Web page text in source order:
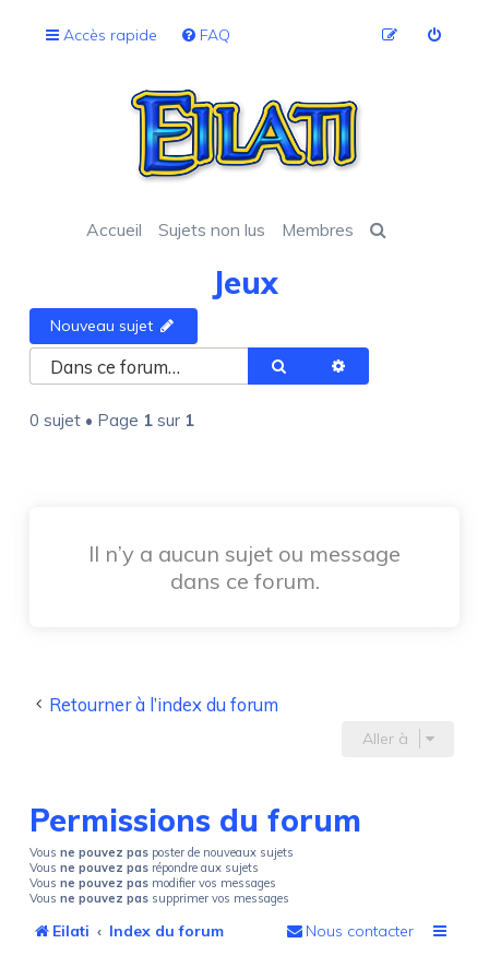
Accès rapide FAQ
Accueil Sujets non lus Membres
Jeux
Nouveau sujet
Rechercher
0 sujet • Page 1 sur 1
Il n’y a aucun sujet ou message
dans ce forum.
Retourner à l’index du forum
Aller à
Permissions du forum
Vousne pouvez pas poster de nouveaux sujets
Vousne pouvez pas répondre aux sujets
Vousne pouvez pas modifier vos messages
Vousne pouvez pas supprimer vos messages
Eilati Index du forum Nous contacter